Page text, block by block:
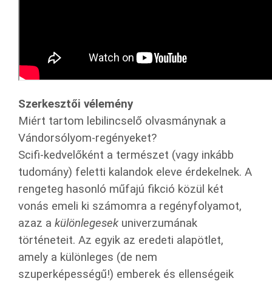
Szerkesztői vélemény
Miért tartom lebilincselő olvasmánynak a
Vándorsólyom-regényeket?
Scifi-kedvelőként a természet (vagy inkább
tudomány) feletti kalandok eleve érdekelnek. A
rengeteg hasonló műfajú fikció közül két
vonás emeli ki számomra a regényfolyamot,
azaz a különlegesekuniverzumának
történeteit. Az egyik az eredeti alapötlet,
amely a különleges (de nem
szuperképességű!) emberek és ellenségeik